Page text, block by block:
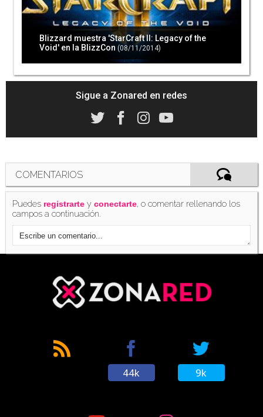
Blizzard muestra 'StarCraft II: Legacy of the
Void' en la BlizzCon (08/11/2014)
Sigue a Zonared en redes
COMENTARIOS
Puedes registrarte yconectarte, o comentar rellenando los
campos a continuación.
44k 9k